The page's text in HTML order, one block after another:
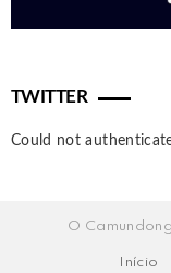
TWITTER
Could not
O
Início